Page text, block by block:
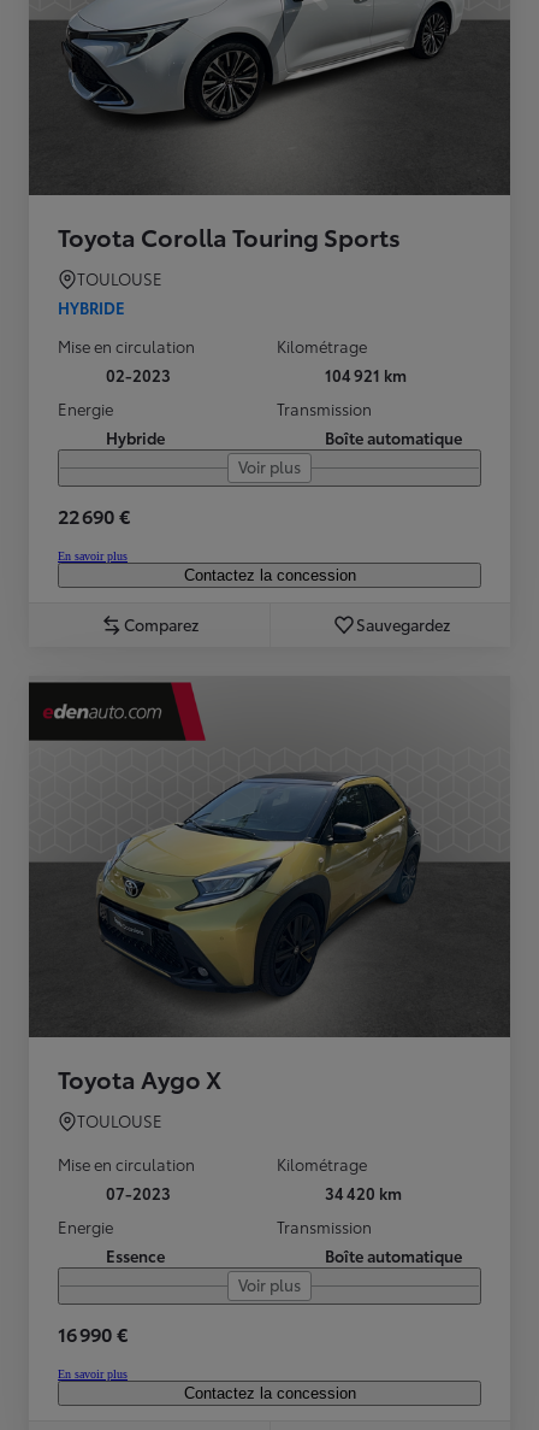
Toyota Corolla Touring Sports
TOULOUSE
HYBRIDE
Mise en circulation
02-2023
Kilométrage
104 921 km
Energie
Hybride
Transmission
Boîte automatique
Voir plus
22 690 €
En savoir plus
Contactez la concession
Comparez Sauvegardez
Toyota Aygo X
TOULOUSE
Mise en circulation
07-2023
Kilométrage
34 420 km
Energie
Essence
Transmission
Boîte automatique
Voir plus
16 990 €
En savoir plus
Contactez la concession